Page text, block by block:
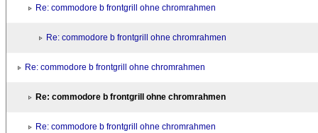
Re: commodore b frontgrill ohne chromrahmen
Re: commodore b frontgrill ohne chromrahmen
Re: commodore b frontgrill ohne chromrahmen
Re: commodore b frontgrill ohne chromrahmen
Re: commodore b frontgrill ohne chromrahmen